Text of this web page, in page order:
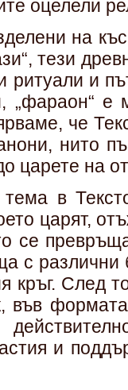
оцелели
на
тези
ритуали и
„фараон“ е
че
нито
царете на
в
царят,
се
с различни
кръг. След
във
и